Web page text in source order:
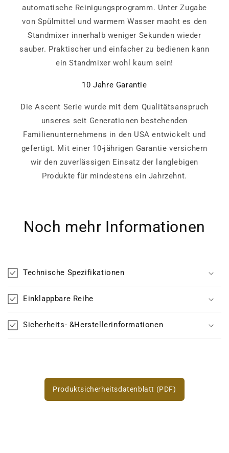
automatische Reinigungsprogramm. Unter Zugabe
von Spülmittel und warmem Wasser macht es den
Standmixer innerhalb weniger Sekunden wieder
sauber. Praktischer und einfacher zu bedienen kann
ein Standmixer wohl kaum sein!
10 Jahre Garantie
Die Ascent Serie wurde mit dem Qualitätsanspruch
unseres seit Generationen bestehenden
Familienunternehmens in den USA entwickelt und
gefertigt. Mit einer 10-jährigen Garantie versichern
wir den zuverlässigen Einsatz der langlebigen
Produkte für mindestens ein Jahrzehnt.
Noch mehr Informationen
Technische Spezifikationen
Einklappbare Reihe
Sicherheits- &Herstellerinformationen
Produktsicherheitsdatenblatt (PDF)